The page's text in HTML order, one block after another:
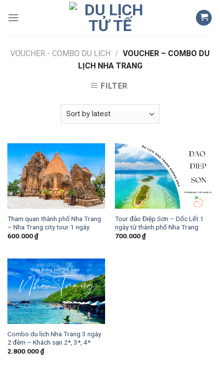
VOUCHER - COMBO DU LỊCH / VOUCHER – COMBO DU
LỊCH NHA TRANG
FILTER
Tham quan thành phố Nha Trang
– Nha Trang city tour 1 ngày
600.000₫
Tour đảo Điệp Sơn – Dốc Lết 1
ngày từ thành phố Nha Trang
700.000₫
Combo du lịch Nha Trang 3 ngày
2 đêm – Khách sạn 2*, 3*, 4*
2.800.000₫